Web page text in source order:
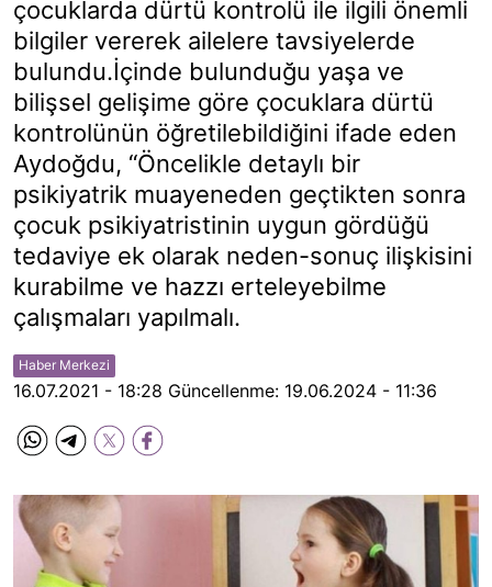
çocuklarda dürtü kontrolü ile ilgili önemli
bilgiler vererek ailelere tavsiyelerde
bulundu.İçinde bulunduğu yaşa ve
bilişsel gelişime göre çocuklara dürtü
kontrolünün öğretilebildiğini ifade eden
Aydoğdu, “Öncelikle detaylı bir
psikiyatrik muayeneden geçtikten sonra
çocuk psikiyatristinin uygun gördüğü
tedaviye ek olarak neden-sonuç ilişkisini
kurabilme ve hazzı erteleyebilme
çalışmaları yapılmalı.
Haber Merkezi
16.07.2021 - 18:28 Güncellenme: 19.06.2024 - 11:36